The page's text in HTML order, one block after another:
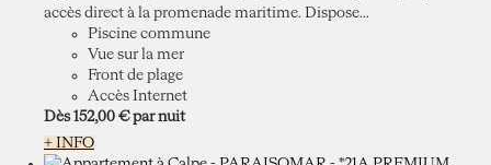
accès direct à la promenade maritime. Dispose...
Piscine commune
Vue sur la mer
Front de plage
Accès Internet
Dès 152,00 € par nuit
+ INFO